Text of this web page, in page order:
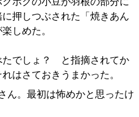
押しつぶされた「焼きあん
しめた。
たでしょ？ と指摘されてか
はさておきうまかった。